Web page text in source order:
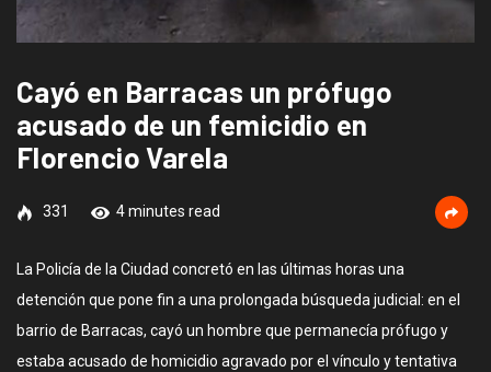
Cayó en Barracas un prófugo
acusado de un femicidio en
Florencio Varela
331 4 minutes read
La Policía de la Ciudad concretó en las últimas horas una
detención que pone fin a una prolongada búsqueda judicial: en el
barrio de Barracas, cayó un hombre que permanecía prófugo y
estaba acusado de homicidio agravado por el vínculo y tentativa